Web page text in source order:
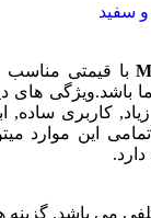
و سفید
با قیمتی
باشد.ویژگی های
کاربری ساده,
این موارد
می باشد. گزینه